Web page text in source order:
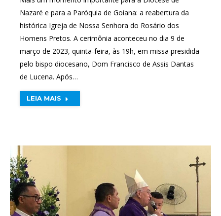
Nazaré e para a Paróquia de Goiana: a reabertura da
histórica Igreja de Nossa Senhora do Rosário dos
Homens Pretos. A cerimônia aconteceu no dia 9 de
março de 2023, quinta-feira, às 19h, em missa presidida
pelo bispo diocesano, Dom Francisco de Assis Dantas
de Lucena. Após…
LEIA MAIS